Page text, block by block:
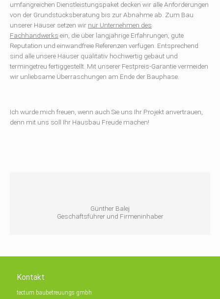
umfangreichen Dienstleistungspaket decken wir alle Anforderungen
von der Grundstücksberatung bis zur Abnahme ab. Zum Bau
unserer Häuser setzen wir nur Unternehmen des
Fachhandwerks ein, die über langjährige Erfahrungen, gute
Reputation und einwandfreie Referenzen verfügen. Entsprechend
sind alle unsere Häuser qualitativ hochwertig gebaut und
termingetreu fertiggestellt. Mit unserer Festpreis-Garantie vermeiden
wir unliebsame Überraschungen am Ende der Bauphase.
Ich würde mich freuen, wenn auch Sie uns Ihr Projekt anvertrauen,
denn mit uns soll Ihr Hausbau Freude machen!
Günther Balej
Geschäftsführer und Firmeninhaber
Kontakt
tectum baubetreuungs gmbh